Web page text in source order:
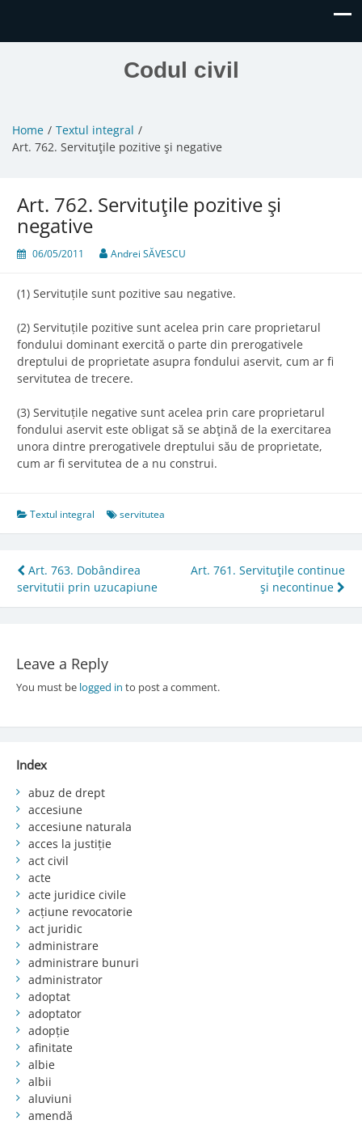
Codul civil
Home
Textul integral
Art. 762. Servituţile pozitive şi negative
Art. 762. Servituţile pozitive şi
negative
06/05/2011 Andrei SĂVESCU
(1) Servituțile sunt pozitive sau negative.
(2) Servituțile pozitive sunt acelea prin care proprietarul
fondului dominant exercită o parte din prerogativele
dreptului de proprietate asupra fondului aservit, cum ar fi
servitutea de trecere.
(3) Servituțile negative sunt acelea prin care proprietarul
fondului aservit este obligat să se abţină de la exercitarea
unora dintre prerogativele dreptului său de proprietate,
cum ar fi servitutea de a nu construi.
Textul integral servitutea
Post
navigation
Art. 763. Dobândirea
servitutii prin uzucapiune
Art. 761. Servituţile continue
şi necontinue
Leave a Reply
You must be logged in to post a comment.
Index
abuz de drept
accesiune
accesiune naturala
acces la justiție
act civil
acte
acte juridice civile
acțiune revocatorie
act juridic
administrare
administrare bunuri
administrator
adoptat
adoptator
adopție
afinitate
albie
albii
aluviuni
amendă